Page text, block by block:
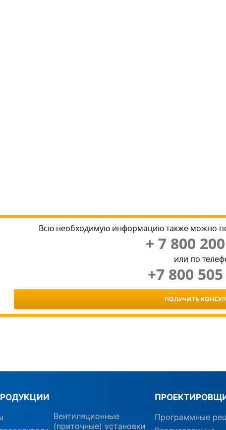
Всю необходимую информацию также можно
+ 7 800
или по
+7 800
ПОЛУЧИТЬ
Вентиляционные
(приточные) установки
Программные